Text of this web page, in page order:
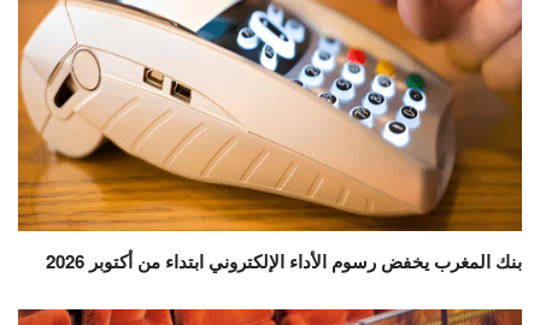
بنك المغرب يخفض رسوم الأداء الإلكتروني ابتداء من أكتوبر 2026